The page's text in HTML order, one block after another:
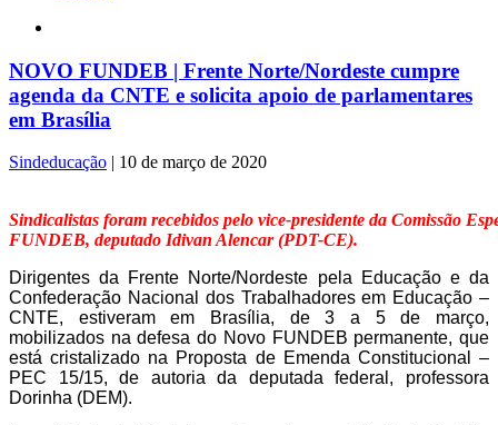
NOVO FUNDEB | Frente Norte/Nordeste cumpre
agenda da CNTE e solicita apoio de parlamentares
em Brasília
Sindeducação | 10 de março de 2020
Sindicalistas foram recebidos pelo vice-presidente da Comissão
FUNDEB, deputado Idivan Alencar (PDT-CE).
Dirigentes da Frente Norte/Nordeste pela Educação e da
Confederação Nacional dos Trabalhadores em Educação –
CNTE, estiveram em Brasília, de 3 a 5 de março,
mobilizados na defesa do Novo FUNDEB permanente, que
está cristalizado na Proposta de Emenda Constitucional –
PEC 15/15, de autoria da deputada federal, professora
Dorinha (DEM).